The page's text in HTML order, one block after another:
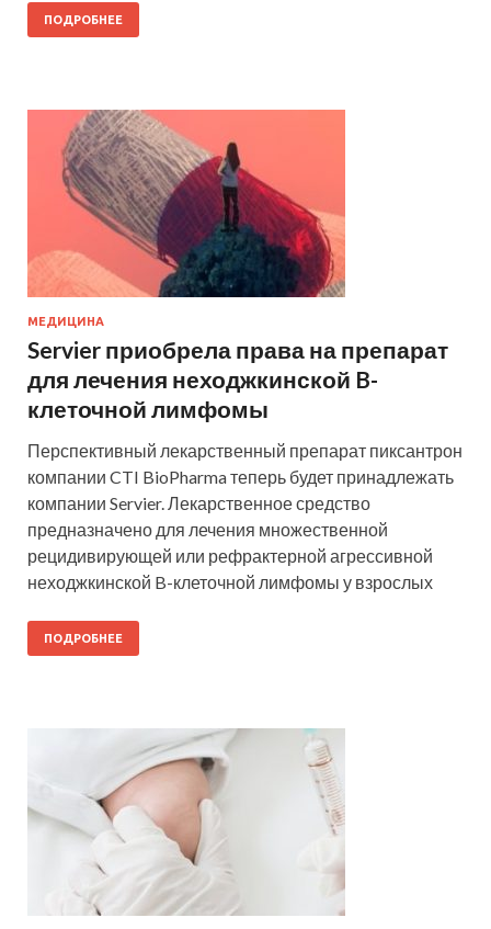
ПОДРОБНЕЕ
МЕДИЦИНА
Servier приобрела права на препарат
для лечения неходжкинской B-
клеточной лимфомы
Перспективный лекарственный препарат пиксантрон
компании CTI BioPharma теперь будет принадлежать
компании Servier. Лекарственное средство
предназначено для лечения множественной
рецидивирующей или рефрактерной агрессивной
неходжкинской B-клеточной лимфомы у взрослых
ПОДРОБНЕЕ